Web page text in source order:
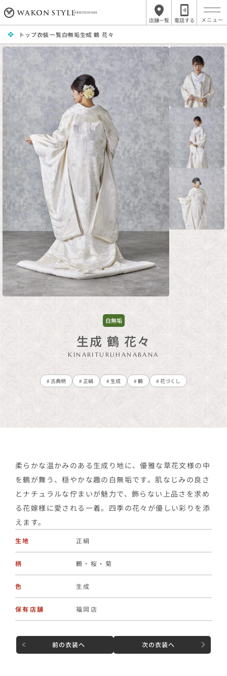
HIROSHIMA
店舗一覧 電話する
トップ衣装一覧白無垢生成 鶴 花々
白無垢
生成 鶴 花々
KINARITURUHANABANA
# 古典柄 # 正絹 # 生成 # 鶴 # 花づくし
柔らかな温かみのある生成り地に、優雅な草花文様の中
を鶴が舞う、穏やかな趣の白無垢です。肌なじみの良さ
とナチュラルな佇まいが魅力で、飾らない上品さを求め
る花嫁様に愛される一着。四季の花々が優しい彩りを添
えます。
生地 正絹
柄 鶴・桜・菊
色 生成
保有店舗 福岡店
前の衣装へ 次の衣装へ